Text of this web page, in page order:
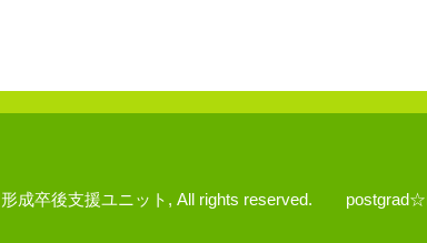
成卒後支援ユニット, All rights reserved.